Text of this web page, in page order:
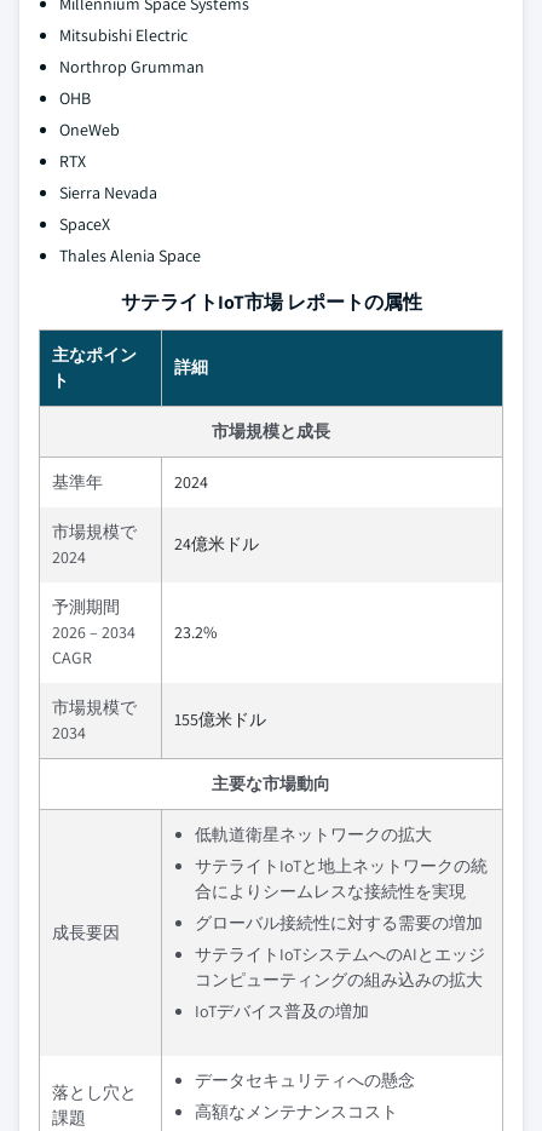
Mitsubishi Electric
Northrop Grumman
OHB
OneWeb
RTX
Sierra Nevada
SpaceX
Thales Alenia Space
サテライトIoT市場 レポートの属性
主なポイン
ト
詳細
市場規模と成長
基準年 2024
市場規模で
2024
24億米ドル
予測期間
2026 – 2034
CAGR
23.2%
市場規模で
2034
155億米ドル
主要な市場動向
成長要因
低軌道衛星ネットワークの拡大
サテライトIoTと地上ネットワークの統
合によりシームレスな接続性を実現
グローバル接続性に対する需要の増加
サテライトIoTシステムへのAIとエッジ
コンピューティングの組み込みの拡大
IoTデバイス普及の増加
落とし穴と
課題
データセキュリティへの懸念
高額なメンテナンスコスト